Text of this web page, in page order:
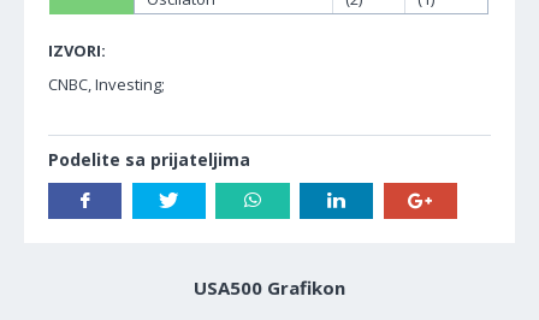
IZVORI:
CNBC, Investing;
Podelite sa prijateljima
USA500 Grafikon